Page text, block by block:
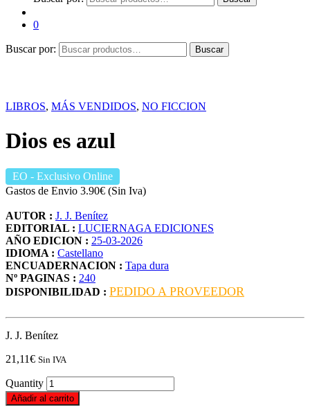
0
Buscar por: Buscar
LIBROS, MÁS VENDIDOS, NO FICCION
Dios es azul
EO - Exclusivo Online
Gastos de Envio 3.90€ (Sin Iva)
AUTOR : J. J. Benítez
EDITORIAL : LUCIERNAGA EDICIONES
AÑO EDICION : 25-03-2026
IDIOMA : Castellano
ENCUADERNACION : Tapa dura
Nº PAGINAS : 240
DISPONIBILIDAD : PEDIDO A PROVEEDOR
J. J. Benítez
21,11€ Sin IVA
Quantity
Añadir al carrito